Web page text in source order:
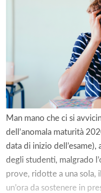
Man mano che ci si
dell’anomala maturità
data di inizio
degli studenti, malgrado
prove, ridotte a una sola,
un’ora da sostenere in